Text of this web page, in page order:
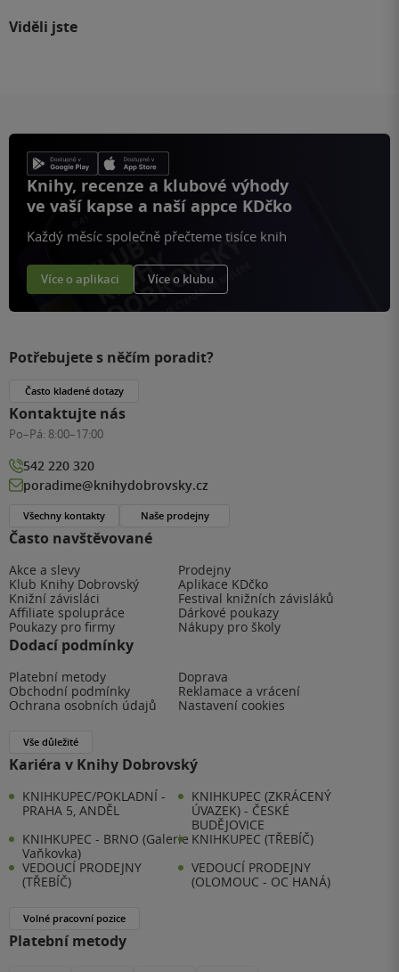
Viděli jste
Knihy, recenze a klubové výhody
ve vaší kapse a naší appce KDčko
Každý měsíc společně přečteme tisíce knih
Více o aplikaci Více o klubu
Často navštěvované
Akce a slevy
Prodejny
Klub Knihy Dobrovský
Aplikace KDčko
Knižní závisláci
Festival knižních závisláků
Affiliate spolupráce
Dárkové poukazy
Poukazy pro firmy
Nákupy pro školy
Dodací podmínky
Platební metody
Doprava
Obchodní podmínky
Reklamace a vrácení
Ochrana osobních údajů
Nastavení cookies
Vše důležité
Kariéra v Knihy Dobrovský
KNIHKUPEC/POKLADNÍ -
PRAHA 5, ANDĚL
KNIHKUPEC (ZKRÁCENÝ
ÚVAZEK) - ČESKÉ
BUDĚJOVICE
KNIHKUPEC - BRNO (Galerie
Vaňkovka)
KNIHKUPEC (TŘEBÍČ)
VEDOUCÍ PRODEJNY
(TŘEBÍČ)
VEDOUCÍ PRODEJNY
(OLOMOUC - OC HANÁ)
Volné pracovní pozice
Platební metody
Potřebujete s něčím poradit?
Často kladené dotazy
Kontaktujte nás
Po–Pá: 8:00–17:00
542 220 320
poradime@knihydobrovsky.cz
Všechny kontakty Naše prodejny